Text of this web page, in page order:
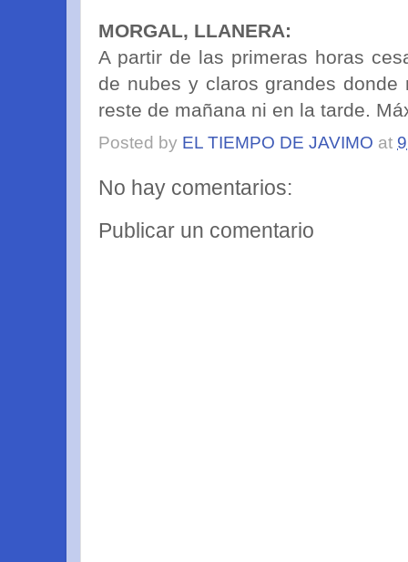
MORGAL, LLANERA:
A partir de las primeras horas
de nubes y claros grandes
reste de mañana ni en la tarde.
Posted by EL TIEMPO DE JAVIMO at
No hay comentarios:
Publicar un comentario